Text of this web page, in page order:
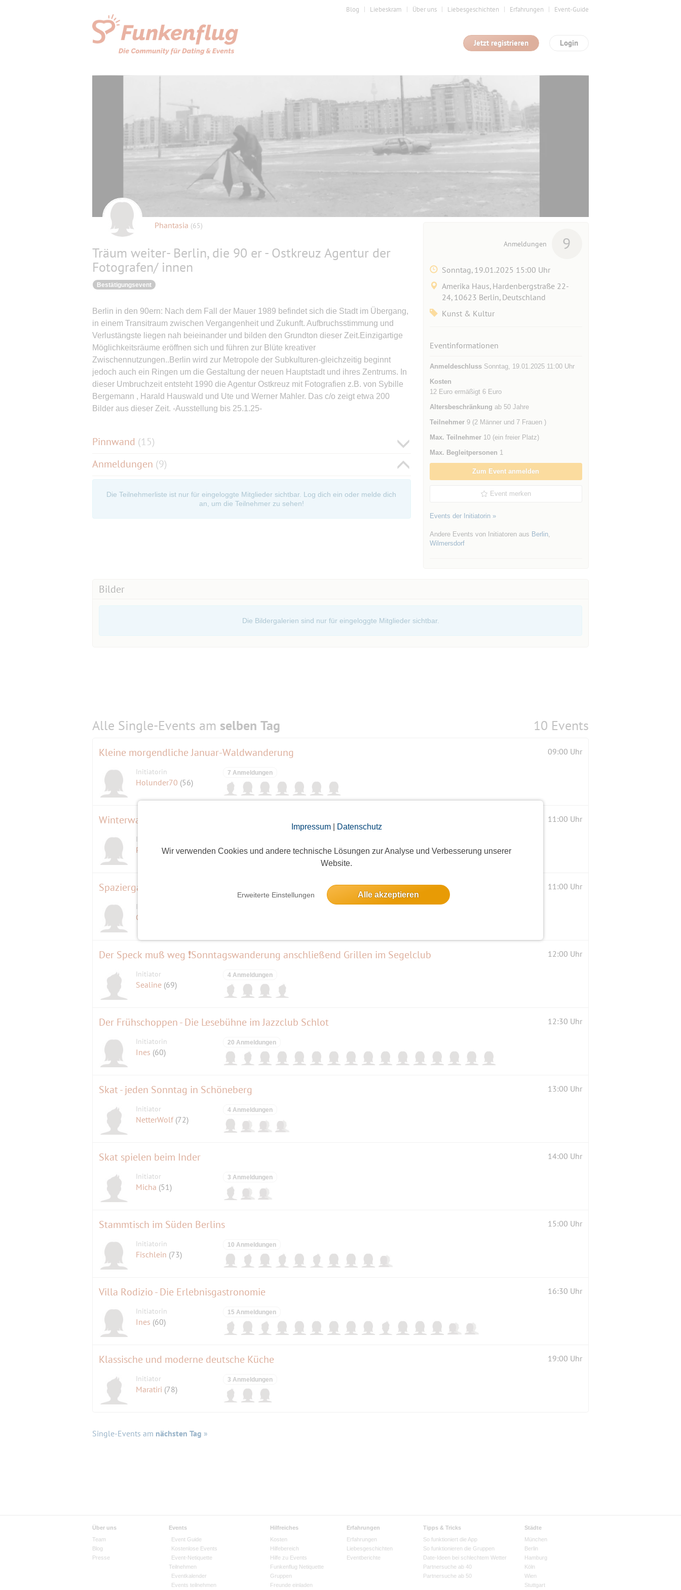
Impressum| Datenschutz
Wir verwenden Cookies und andere technische Lösungen zur Analyse und Verbesserung unserer
Website.
Erweiterte Einstellungen Alle akzeptieren
Blog Liebeskram Über uns Liebesgeschichten Erfahrungen Event-Guide
Login
Jetzt registrieren
Phantasia (65)
Träum weiter- Berlin, die 90 er - Ostkreuz Agentur der
Fotografen/ innen
Bestätigungsevent
Berlin in den 90ern: Nach dem Fall der Mauer 1989 befindet sich die Stadt im Übergang,
in einem Transitraum zwischen Vergangenheit und Zukunft. Aufbruchsstimmung und
Verlustängste liegen nah beieinander und bilden den Grundton dieser Zeit.Einzigartige
Möglichkeitsräume eröffnen sich und führen zur Blüte kreativer
Zwischennutzungen..Berlin wird zur Metropole der Subkulturen-gleichzeitig beginnt
jedoch auch ein Ringen um die Gestaltung der neuen Hauptstadt und ihres Zentrums. In
dieser Umbruchzeit entsteht 1990 die Agentur Ostkreuz mit Fotografien z.B. von Sybille
Bergemann , Harald Hauswald und Ute und Werner Mahler. Das c/o zeigt etwa 200
Bilder aus dieser Zeit. -Ausstellung bis 25.1.25-
Pinnwand (15)
Anmeldungen (9)
Die Teilnehmerliste ist nur für eingeloggte Mitglieder sichtbar. Log dich ein oder melde dich
an, um die Teilnehmer zu sehen!
Anmeldungen 9
Sonntag, 19.01.2025 15:00 Uhr
Amerika Haus, Hardenbergstraße 22-
24, 10623 Berlin, Deutschland
Kunst & Kultur
Eventinformationen
AnmeldeschlussSonntag, 19.01.2025 11:00 Uhr
Kosten
12 Euro ermäßigt 6 Euro
Altersbeschränkung ab 50 Jahre
Teilnehmer9 (2 Männer und 7 Frauen )
Max. Teilnehmer10 (ein freier Platz)
Max. Begleitpersonen 1
Zum Event anmelden
Event merken
Events der Initiatorin »
Andere Events von Initiatoren aus Berlin,
Wilmersdorf
Bilder
Die Bildergalerien sind nur für eingeloggte Mitglieder sichtbar.
Alle Single-Events am selben Tag 10 Events
Kleine morgendliche Januar-Waldwanderung 09:00 Uhr
Initiatorin
Holunder70 (56)
7 Anmeldungen
Winterwanderung Wannsee -> Glienicker Brücke 10 km 11:00 Uhr
Initiatorin
Petra59(67)
Spaziergang um den Schlachtensee 11:00 Uhr
Initiatorin
Conny
Der Speck muß weg ❗Sonntagswanderung anschließend Grillen im Segelclub 12:00 Uhr
Initiator
Sealine (69)
4 Anmeldungen
Der Frühschoppen - Die Lesebühne im Jazzclub Schlot 12:30 Uhr
Initiatorin
Ines (60)
20 Anmeldungen
Skat - jeden Sonntag in Schöneberg 13:00 Uhr
Initiator
NetterWolf (72)
4 Anmeldungen
Skat spielen beim Inder 14:00 Uhr
Initiator
Micha (51)
3 Anmeldungen
Stammtisch im Süden Berlins 15:00 Uhr
Initiatorin
Fischlein (73)
10 Anmeldungen
Villa Rodizio - Die Erlebnisgastronomie 16:30 Uhr
Initiatorin
Ines (60)
15 Anmeldungen
Klassische und moderne deutsche Küche 19:00 Uhr
Initiator
Maratiri (78)
3 Anmeldungen
Single-Events am nächsten Tag »
Über uns
Team
Blog
Presse
Events
Event Guide
Kostenlose Events
Event-Netiquette
Teilnehmen
Eventkalender
Events teilnehmen
Hilfreiches
Kosten
Hilfebereich
Hilfe zu Events
Funkenflug Netiquette
Gruppen
Freunde einladen
Erfahrungen
Erfahrungen
Liebesgeschichten
Eventberichte
Tipps & Tricks
So funktioniert die App
So funktionieren die Gruppen
Date-Ideen bei schlechtem Wetter
Partnersuche ab 40
Partnersuche ab 50
Städte
München
Berlin
Hamburg
Köln
Wien
Stuttgart